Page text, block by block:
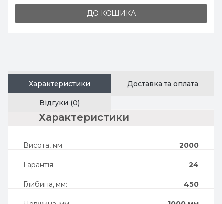
ДО КОШИКА
Характеристики Доставка та оплата
Відгуки (0)
характеристики
Висота, мм: 2000
Гарантія: 24
Глибина, мм: 450